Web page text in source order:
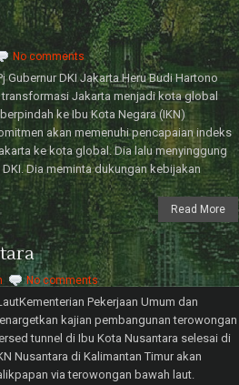
No comments
Gubernur DKI Jakarta Heru Budi Hartono
Jakarta menjadi kota global
ke Ibu Kota Negara (IKN)
akan memenuhi pencapaian indeks
ke kota global. Dia lalu menyinggung
Dia meminta dukungan kebijakan
Read More
No comments
Pekerjaan Umum dan
kajian pembangunan terowongan
tunnel di Ibu Kota Nusantara selesai di
Nusantara di Kalimantan Timur akan
via terowongan bawah laut.